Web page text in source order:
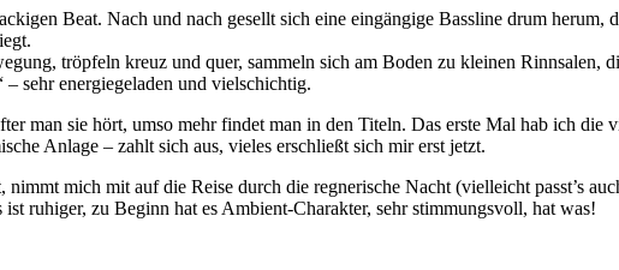
Beat. Nach und nach gesellt sich eine eingängige Bassline drum herum,
tröpfeln kreuz und quer, sammeln sich am Boden zu kleinen Rinnsalen,
sehr energiegeladen und vielschichtig.
man sie hört, umso mehr findet man in den Titeln. Das erste Mal hab ich
Anlage – zahlt sich aus, vieles erschließt sich mir erst jetzt.
mich mit auf die Reise durch die regnerische Nacht (vielleicht passt’s
ruhiger, zu Beginn hat es Ambient-Charakter, sehr stimmungsvoll, hat was!